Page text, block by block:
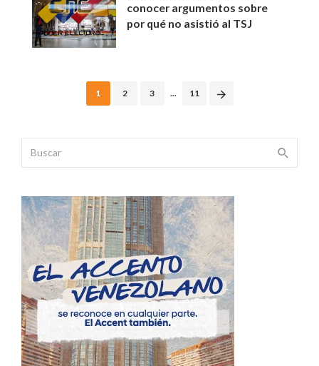
conocer argumentos sobre
por qué no asistió al TSJ
1 2 3 ... 11